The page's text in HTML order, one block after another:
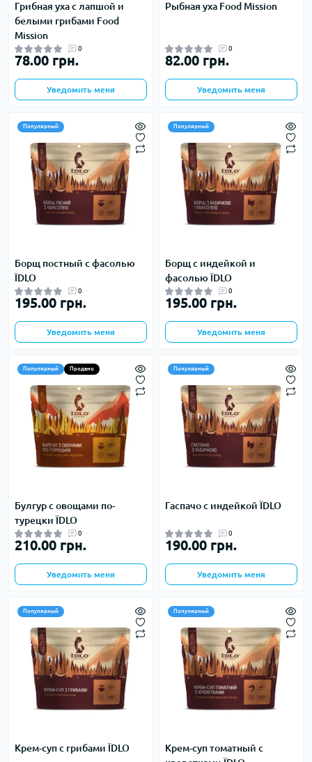
Грибная уха с лапшой и
белыми грибами Food
Mission
0
78.00 грн.
Уведомить меня
Рыбная уха Food Mission
0
82.00 грн.
Уведомить меня
Популярный
Борщ постный с фасолью
ЇDLO
0
195.00 грн.
Уведомить меня
Популярный
Борщ с индейкой и
фасолью ЇDLO
0
195.00 грн.
Уведомить меня
Популярный Продано
Булгур с овощами по-
турецки ЇDLO
0
210.00 грн.
Уведомить меня
Популярный
Гаспачо с индейкой ЇDLO
0
190.00 грн.
Уведомить меня
Популярный
Крем-суп с грибами ЇDLO
Популярный
Крем-суп томатный с